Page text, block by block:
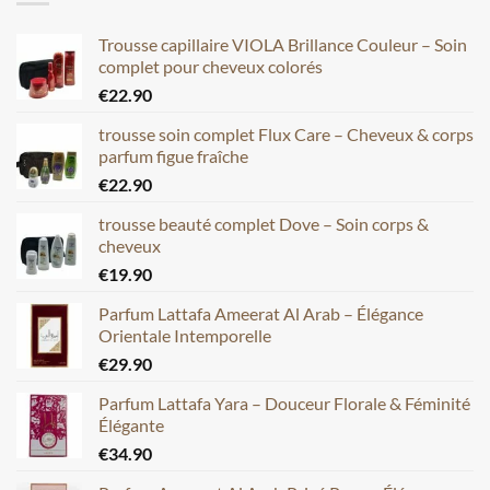
Trousse capillaire VIOLA Brillance Couleur – Soin
complet pour cheveux colorés
€22.90
trousse soin complet Flux Care – Cheveux & corps
parfum figue fraîche
€22.90
trousse beauté complet Dove – Soin corps &
cheveux
€19.90
Parfum Lattafa Ameerat Al Arab – Élégance
Orientale Intemporelle
€29.90
Parfum Lattafa Yara – Douceur Florale & Féminité
Élégante
€34.90